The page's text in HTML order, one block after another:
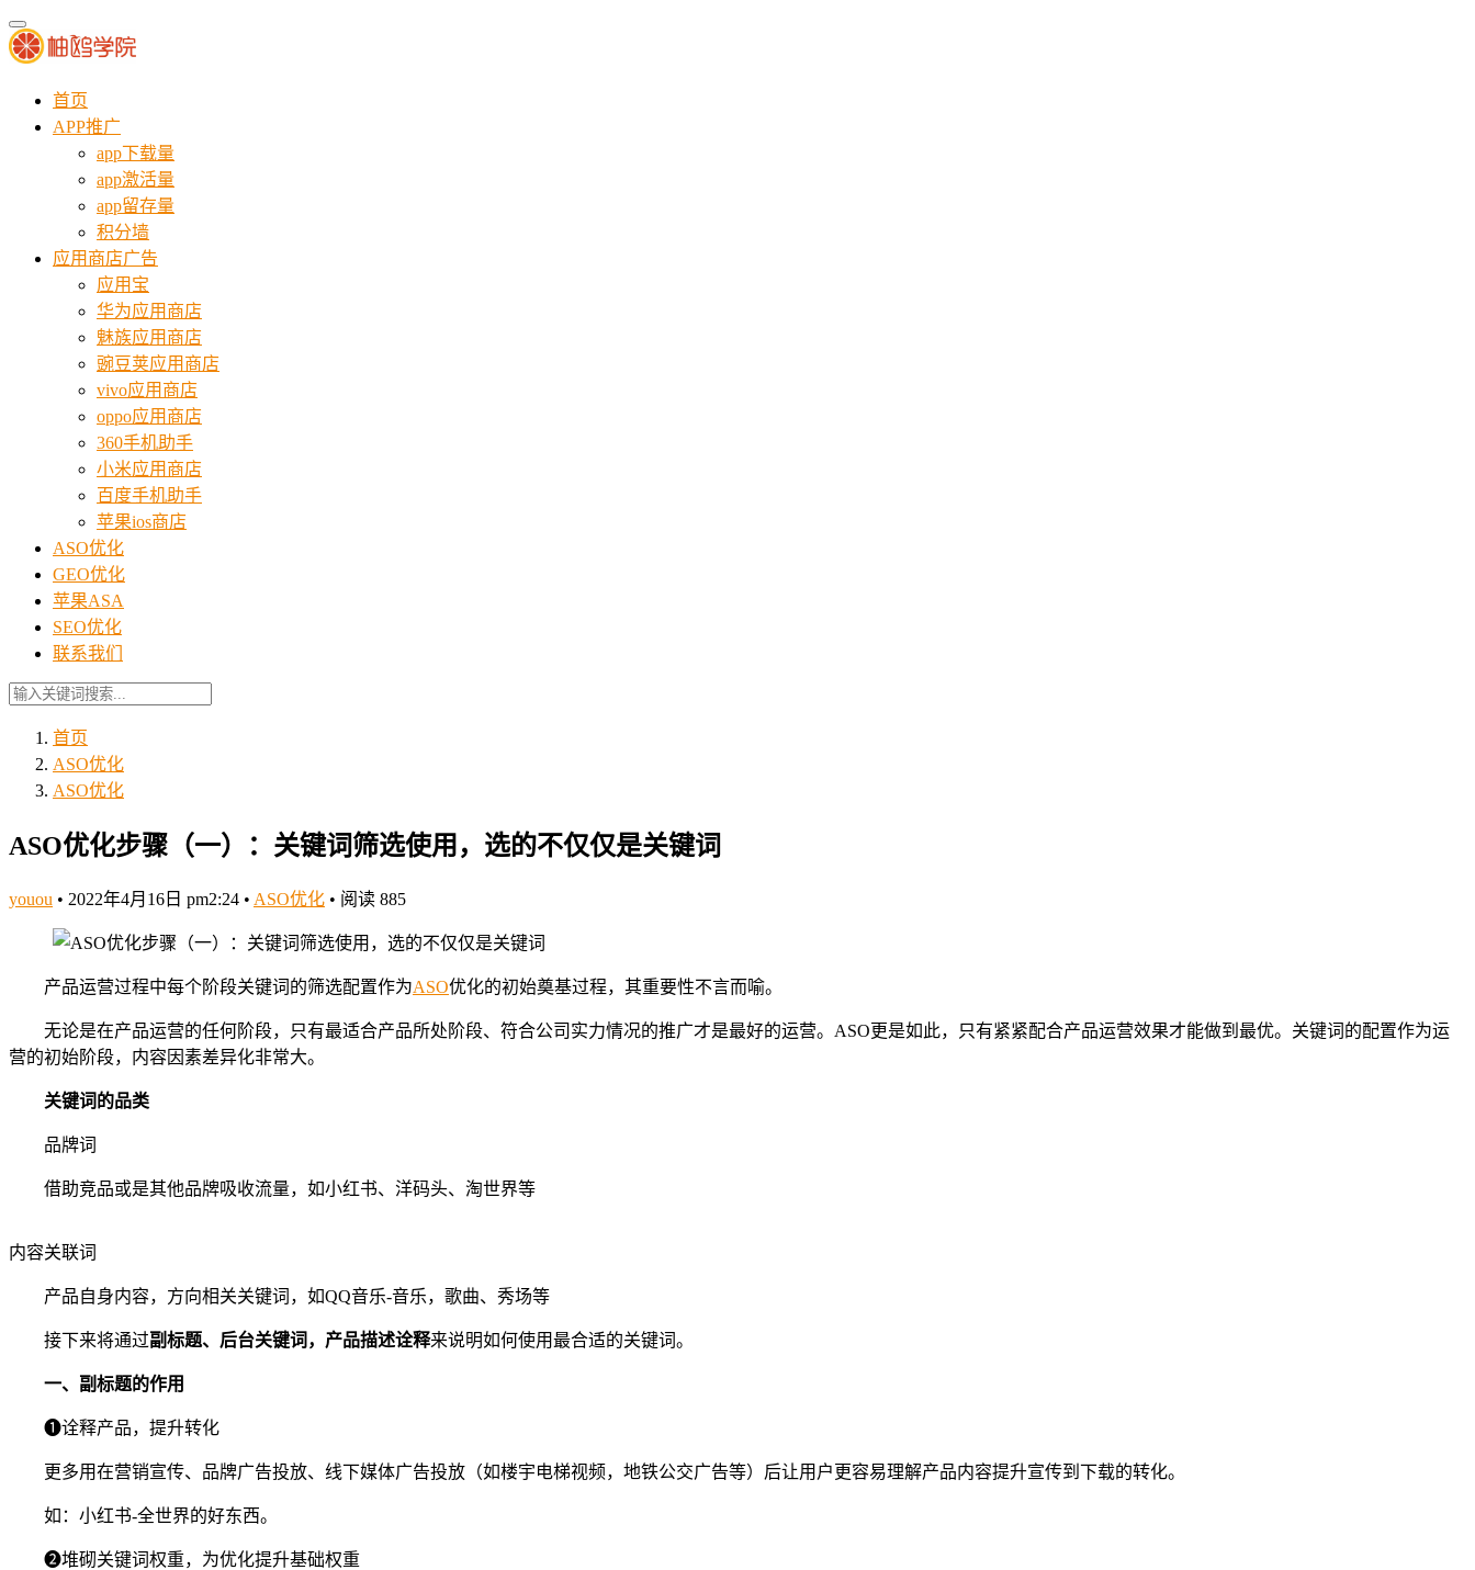
首页
APP推广
app下载量
app激活量
app留存量
积分墙
应用商店广告
应用宝
华为应用商店
魅族应用商店
豌豆荚应用商店
vivo应用商店
oppo应用商店
360手机助手
小米应用商店
百度手机助手
苹果ios商店
ASO优化
GEO优化
苹果ASA
SEO优化
联系我们
首页
ASO优化
ASO优化
ASO优化步骤（一）：关键词筛选使用，选的不仅仅是关键词
youou • 2022年4月16日 pm2:24 • ASO优化 • 阅读 885
产品运营过程中每个阶段关键词的筛选配置作为ASO优化的初始奠基过程，其重要性不言而喻。
无论是在产品运营的任何阶段，只有最适合产品所处阶段、符合公司实力情况的推广才是最好的运营。ASO更是如此，只有紧紧配合产品运营效果才能做到最优。关键词的配置作为运
营的初始阶段，内容因素差异化非常大。
关键词的品类
品牌词
借助竞品或是其他品牌吸收流量，如小红书、洋码头、淘世界等
内容关联词
产品自身内容，方向相关关键词，如QQ音乐-音乐，歌曲、秀场等
接下来将通过副标题、后台关键词，产品描述诠释来说明如何使用最合适的关键词。
一、副标题的作用
❶诠释产品，提升转化
更多用在营销宣传、品牌广告投放、线下媒体广告投放（如楼宇电梯视频，地铁公交广告等）后让用户更容易理解产品内容提升宣传到下载的转化。
如：小红书-全世界的好东西。
❷堆砌关键词权重，为优化提升基础权重